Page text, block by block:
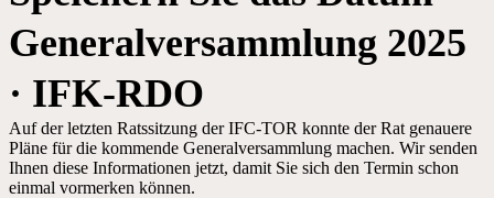
Generalversammlung 2025
· IFK-RDO
Auf der letzten Ratssitzung der IFC-TOR konnte der Rat genauere
Pläne für die kommende Generalversammlung machen. Wir senden
Ihnen diese Informationen jetzt, damit Sie sich den Termin schon
einmal vormerken können.